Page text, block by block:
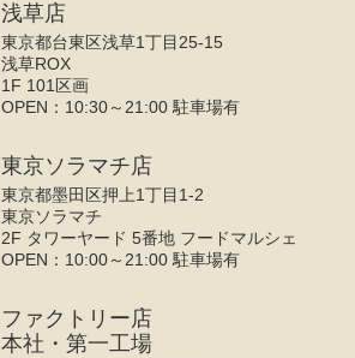
浅草店
東京都台東区浅草1丁目25-15
浅草ROX
1F 101区画
OPEN：10:30～21:00 駐車場有
東京ソラマチ店
東京都墨田区押上1丁目1-2
東京ソラマチ
2F タワーヤード 5番地 フードマルシェ
OPEN：10:00～21:00 駐車場有
ファクトリー店
本社・第一工場